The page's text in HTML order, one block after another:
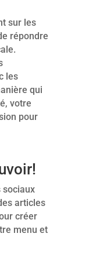
sur les
répondre
les
qui
votre
pour
sociaux
articles
créer
menu et